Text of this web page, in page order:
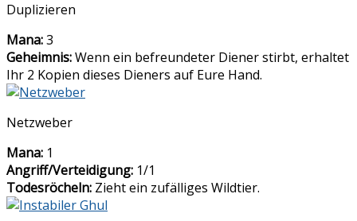
Duplizieren
Mana:3
Geheimnis:Wenn ein befreundeter Diener stirbt, erhaltet
Ihr 2 Kopien dieses Dieners auf Eure Hand.
Netzweber
Mana: 1
Angriff/Verteidigung: 1/1
Todesröcheln: Zieht ein zufälliges Wildtier.